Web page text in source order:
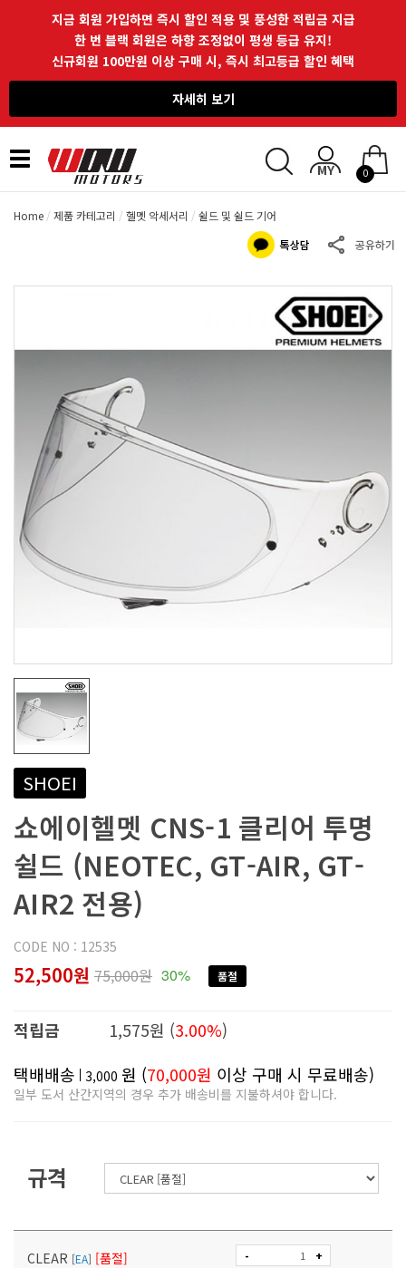
지금 회원 가입하면 즉시 할인 적용 및 풍성한 적립금 지급
한 번 블랙 회원은 하향 조정없이 평생 등급 유지!
신규회원 100만원 이상 구매 시, 즉시 최고등급 할인 혜택
자세히 보기
Toggle
navigation
0
Home 제품 카테고리 헬멧 악세서리 쉴드 및 쉴드 기어
SHOEI
쇼에이헬멧 CNS-1 클리어 투명
쉴드 (NEOTEC, GT-AIR, GT-
AIR2 전용)
CODE NO : 12535
52,500원 75,000원 30% 품절
적립금 1,575원 (3.00%)
택배배송 3,000 원 (70,000원 이상 구매 시 무료배송)
일부 도서 산간지역의 경우 추가 배송비를 지불하셔야 합니다.
규격
CLEAR [EA] [품절] - +